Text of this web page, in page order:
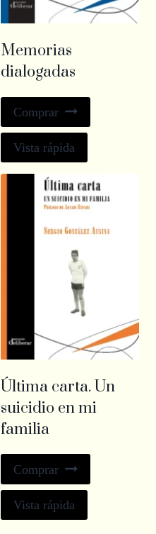
Memorias
dialogadas
Comprar
Vista rápida
Última carta. Un
suicidio en mi
familia
Comprar
Vista rápida